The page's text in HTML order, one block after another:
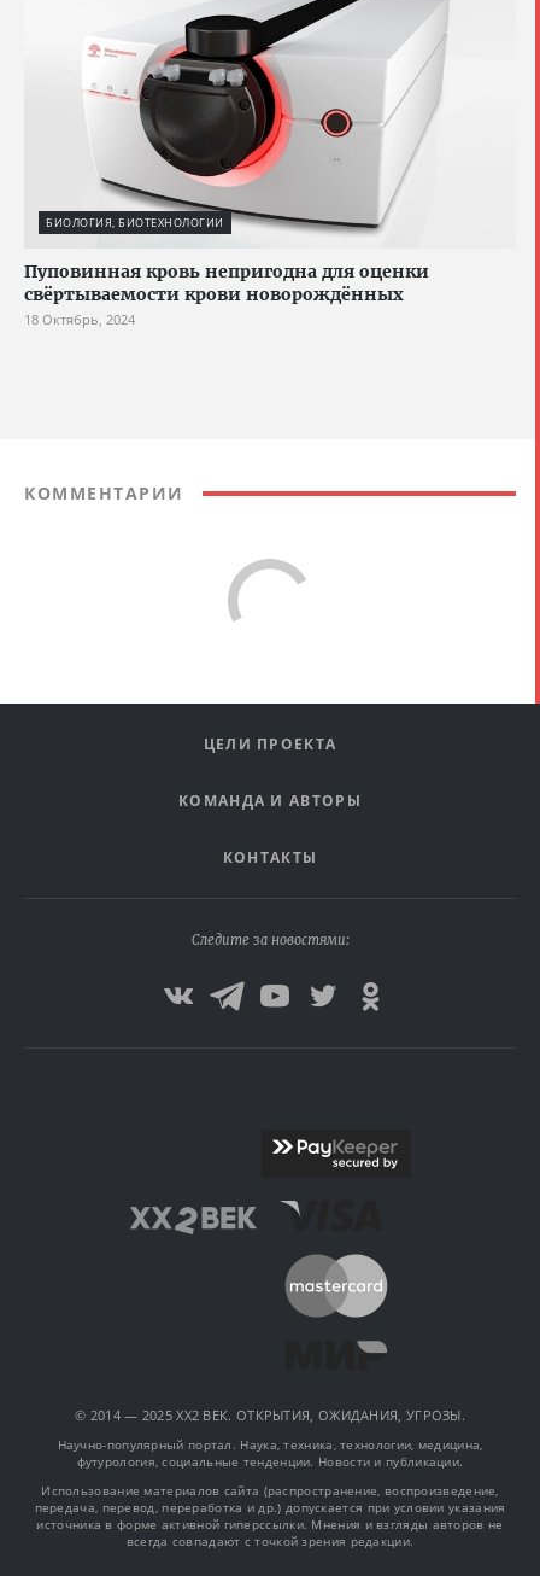
БИОЛОГИЯ, БИОТЕХНОЛОГИИ
Пуповинная кровь непригодна для оценки
свёртываемости крови новорождённых
18 Октябрь, 2024
КОММЕНТАРИИ
ЦЕЛИ ПРОЕКТА
КОМАНДА И АВТОРЫ
КОНТАКТЫ
Следите за новостями:
© 2014 — 2025 XX2 ВЕК. ОТКРЫТИЯ, ОЖИДАНИЯ, УГРОЗЫ.
Научно-популярный портал. Наука, техника, технологии, медицина,
футурология, социальные тенденции. Новости и публикации.
Использование материалов сайта (распространение, воспроизведение,
передача, перевод, переработка и др.) допускается при условии указания
источника в форме активной гиперссылки. Мнения и взгляды авторов не
всегда совпадают с точкой зрения редакции.